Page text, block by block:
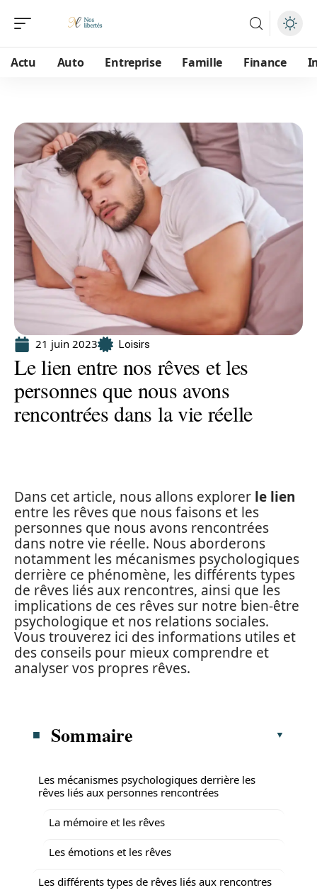
Actu Auto Entreprise Famille Finance
21 juin 2023 Loisirs
Le lien entre nos rêves et les
personnes que nous avons
rencontrées dans la vie réelle
Dans cet article, nous allons explorer le lien
entre les rêves que nous faisons et les
personnes que nous avons rencontrées
dans notre vie réelle. Nous aborderons
notamment les mécanismes psychologiques
derrière ce phénomène, les différents types
de rêves liés aux rencontres, ainsi que les
implications de ces rêves sur notre bien-être
psychologique et nos relations sociales.
Vous trouverez ici des informations utiles et
des conseils pour mieux comprendre et
analyser vos propres rêves.
Sommaire
Les mécanismes psychologiques derrière les
rêves liés aux personnes rencontrées
La mémoire et les rêves
Les émotions et les rêves
Les différents types de rêves liés aux rencontres